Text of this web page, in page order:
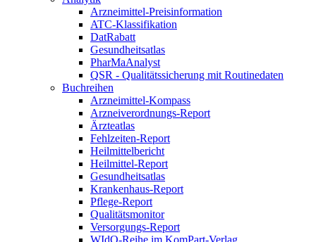
Arzneimittel-Preisinformation
ATC-Klassifikation
DatRabatt
Gesundheitsatlas
PharMaAnalyst
QSR - Qualitätssicherung mit Routinedaten
Buchreihen
Arzneimittel-Kompass
Arzneiverordnungs-Report
Ärzteatlas
Fehlzeiten-Report
Heilmittelbericht
Heilmittel-Report
Gesundheitsatlas
Krankenhaus-Report
Pflege-Report
Qualitätsmonitor
Versorgungs-Report
WIdO-Reihe im KomPart-Verlag